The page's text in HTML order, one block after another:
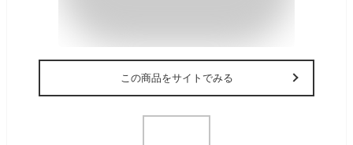
この商品をサイトでみる